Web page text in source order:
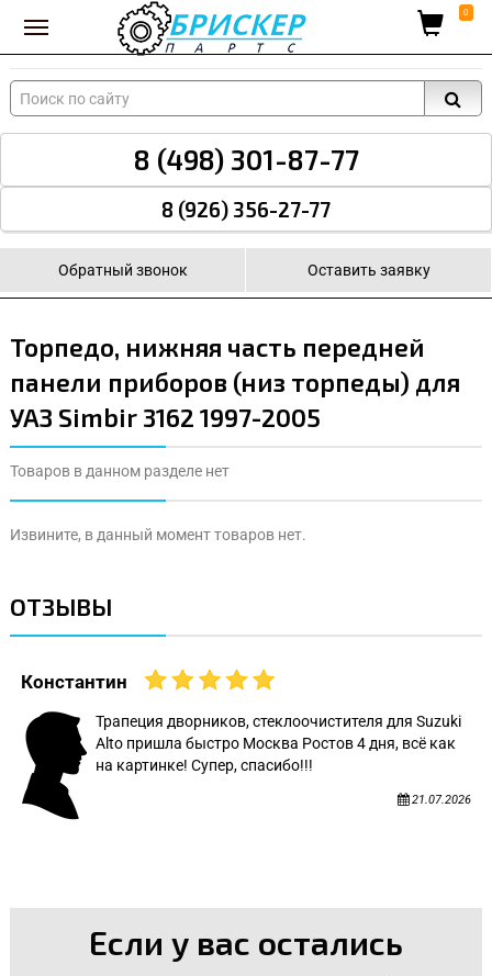
Вход для поставщиков 0
8 (498) 301-87-77
8 (926) 356-27-77
Обратный звонок Оставить заявку
Торпедо, нижняя часть передней
панели приборов (низ торпеды) для
УАЗ Simbir 3162 1997-2005
Товаров в данном разделе нет
Извините, в данный момент товаров нет.
ОТЗЫВЫ
Константин
Трапеция дворников, стеклоочистителя для Suzuki
Alto пришла быстро Москва Ростов 4 дня, всё как
на картинке! Супер, спасибо!!!
21.07.2026
Если у вас остались